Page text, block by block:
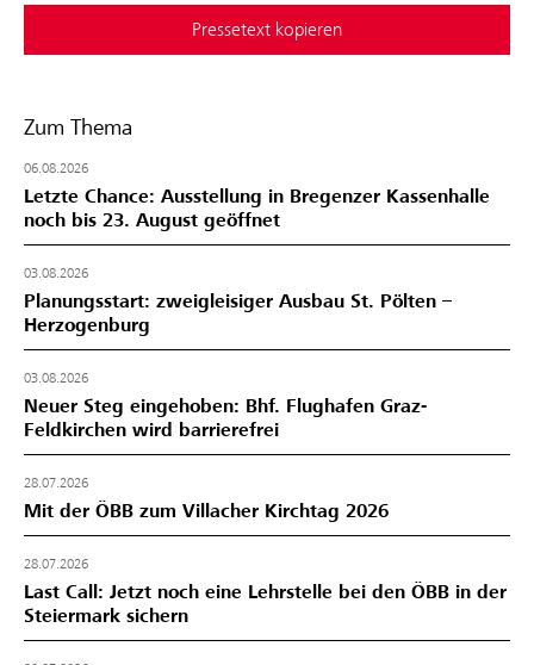
Pressetext kopieren
Zum Thema
06.08.2026
Letzte Chance: Ausstellung in Bregenzer Kassenhalle
noch bis 23. August geöffnet
03.08.2026
Planungsstart: zweigleisiger Ausbau St. Pölten –
Herzogenburg
03.08.2026
Neuer Steg eingehoben: Bhf. Flughafen Graz-
Feldkirchen wird barrierefrei
28.07.2026
Mit der ÖBB zum Villacher Kirchtag 2026
28.07.2026
Last Call: Jetzt noch eine Lehrstelle bei den ÖBB in der
Steiermark sichern